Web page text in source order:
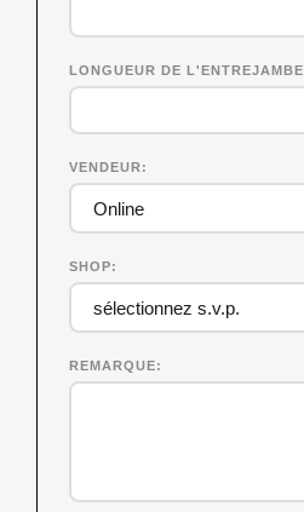
LONGUEUR DE L'ENTREJAMBE
VENDEUR
SHOP
REMARQUE